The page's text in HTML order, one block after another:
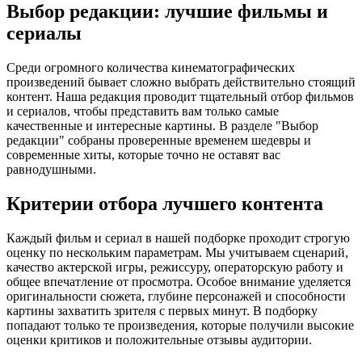
Выбор редакции: лучшие фильмы и
сериалы
Среди огромного количества кинематографических
произведений бывает сложно выбрать действительно стоящий
контент. Наша редакция проводит тщательный отбор фильмов
и сериалов, чтобы представить вам только самые
качественные и интересные картины. В разделе "Выбор
редакции" собраны проверенные временем шедевры и
современные хиты, которые точно не оставят вас
равнодушными.
Критерии отбора лучшего контента
Каждый фильм и сериал в нашей подборке проходит строгую
оценку по нескольким параметрам. Мы учитываем сценарий,
качество актерской игры, режиссуру, операторскую работу и
общее впечатление от просмотра. Особое внимание уделяется
оригинальности сюжета, глубине персонажей и способности
картины захватить зрителя с первых минут. В подборку
попадают только те произведения, которые получили высокие
оценки критиков и положительные отзывы аудитории.